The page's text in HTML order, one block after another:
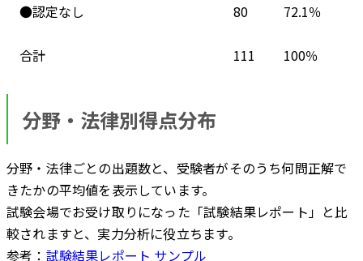
●認定なし 80 72.1％
合計 111 100％
分野・法律別得点分布
分野・法律ごとの出題数と、受験者がそのうち何問正解で
きたかの平均値を表示しています。
試験会場でお受け取りになった「試験結果レポート」と比
較されますと、実力分析に役立ちます。
参考： 試験結果レポート サンプル